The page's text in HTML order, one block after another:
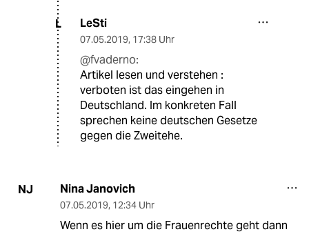
L LeSti
07.05.2019, 17:38 Uhr
@fvaderno:
Artikel lesen und verstehen :
verboten ist das eingehen in
Deutschland. Im konkreten Fall
sprechen keine deutschen Gesetze
gegen die Zweitehe.
NJ Nina Janovich
07.05.2019, 12:34 Uhr
Wenn es hier um die Frauenrechte geht dann